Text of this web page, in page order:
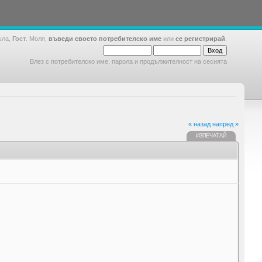
Гост . Моля, въведи своето потребителско име или се регистрирай
Влез с потребителско име, парола и продължителност на сесията
« назад напред »
ИЗПЕЧАТАЙ